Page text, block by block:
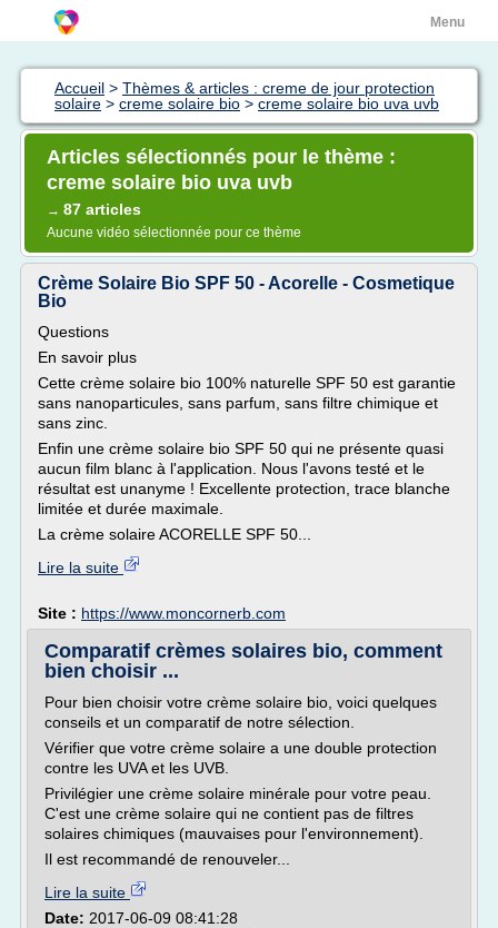
Menu
Accueil > Thèmes & articles : creme de jour protection
solaire > creme solaire bio > creme solaire bio uva uvb
Articles sélectionnés pour le thème :
creme solaire bio uva uvb
→ 87 articles
Aucune vidéo sélectionnée pour ce thème
Crème Solaire Bio SPF 50 - Acorelle - Cosmetique
Bio
Questions
En savoir plus
Cette crème solaire bio 100% naturelle SPF 50 est garantie
sans nanoparticules, sans parfum, sans filtre chimique et
sans zinc.
Enfin une crème solaire bio SPF 50 qui ne présente quasi
aucun film blanc à l'application. Nous l'avons testé et le
résultat est unanyme ! Excellente protection, trace blanche
limitée et durée maximale.
La crème solaire ACORELLE SPF 50...
Lire la suite
Site : https://www.moncornerb.com
Comparatif crèmes solaires bio, comment
bien choisir ...
Pour bien choisir votre crème solaire bio, voici quelques
conseils et un comparatif de notre sélection.
Vérifier que votre crème solaire a une double protection
contre les UVA et les UVB.
Privilégier une crème solaire minérale pour votre peau.
C'est une crème solaire qui ne contient pas de filtres
solaires chimiques (mauvaises pour l'environnement).
Il est recommandé de renouveler...
Lire la suite
Date: 2017-06-09 08:41:28